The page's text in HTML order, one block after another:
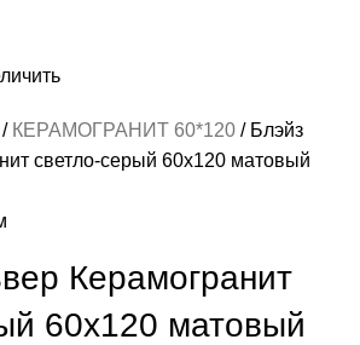
КЕРАМОГРАНИТ 60*120
Блэйз
светло-серый 60х120 матовый
Керамогранит
60х120 матовый